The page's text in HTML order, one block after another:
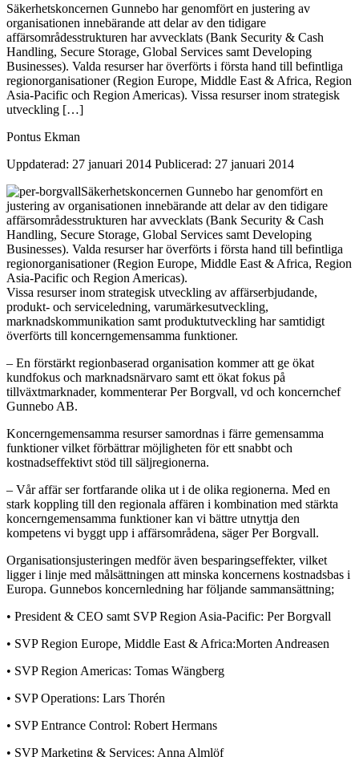
Säkerhetskoncernen Gunnebo har genomfört en justering av
organisationen innebärande att delar av den tidigare
affärsområdesstrukturen har avvecklats (Bank Security & Cash
Handling, Secure Storage, Global Services samt Developing
Businesses). Valda resurser har överförts i första hand till befintliga
regionorganisationer (Region Europe, Middle East & Africa, Region
Asia-Pacific och Region Americas). Vissa resurser inom strategisk
utveckling […]
Pontus Ekman
Uppdaterad: 27 januari 2014 Publicerad: 27 januari 2014
Säkerhetskoncernen Gunnebo har genomfört en
justering av organisationen innebärande att delar av den tidigare
affärsområdesstrukturen har avvecklats (Bank Security & Cash
Handling, Secure Storage, Global Services samt Developing
Businesses). Valda resurser har överförts i första hand till befintliga
regionorganisationer (Region Europe, Middle East & Africa, Region
Asia-Pacific och Region Americas).
Vissa resurser inom strategisk utveckling av affärserbjudande,
produkt- och serviceledning, varumärkesutveckling,
marknadskommunikation samt produktutveckling har samtidigt
överförts till koncerngemensamma funktioner.
– En förstärkt regionbaserad organisation kommer att ge ökat
kundfokus och marknadsnärvaro samt ett ökat fokus på
tillväxtmarknader, kommenterar Per Borgvall, vd och koncernchef
Gunnebo AB.
Koncerngemensamma resurser samordnas i färre gemensamma
funktioner vilket förbättrar möjligheten för ett snabbt och
kostnadseffektivt stöd till säljregionerna.
– Vår affär ser fortfarande olika ut i de olika regionerna. Med en
stark koppling till den regionala affären i kombination med stärkta
koncerngemensamma funktioner kan vi bättre utnyttja den
kompetens vi byggt upp i affärsområdena, säger Per Borgvall.
Organisationsjusteringen medför även besparingseffekter, vilket
ligger i linje med målsättningen att minska koncernens kostnadsbas i
Europa. Gunnebos koncernledning har följande sammansättning;
• President & CEO samt SVP Region Asia-Pacific: Per Borgvall
• SVP Region Europe, Middle East & Africa:Morten Andreasen
• SVP Region Americas: Tomas Wängberg
• SVP Operations: Lars Thorén
• SVP Entrance Control: Robert Hermans
• SVP Marketing & Services: Anna Almlöf